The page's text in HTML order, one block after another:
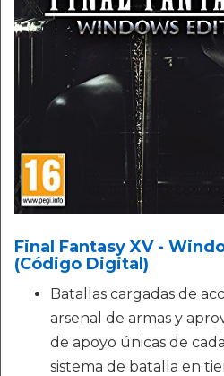
Final Fantasy XV -
(Código Digital)
Batallas cargadas de
arsenal de armas y
de apoyo únicas de
sistema de batalla en